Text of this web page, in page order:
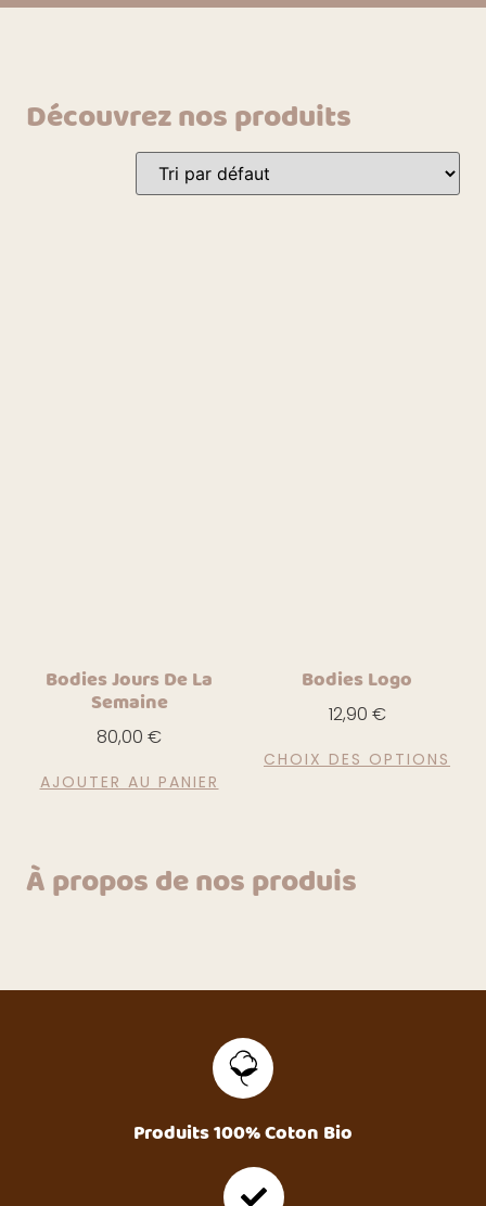
Découvrez nos produits
Bodies Jours De La
Semaine
80,00 €
AJOUTER AU PANIER
Bodies Logo
12,90 €
CHOIX DES OPTIONS
À propos de nos produis
Produits 100% Coton Bio